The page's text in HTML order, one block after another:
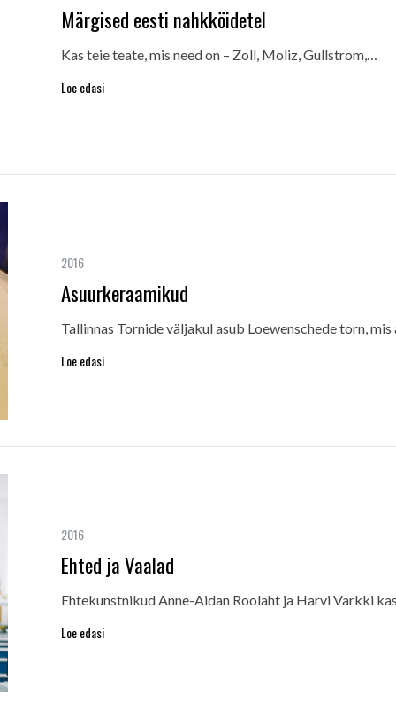
Märgised eesti nahkköidetel
Kas teie teate, mis need on – Zoll, Moliz, Gullstrom,…
Loe edasi
2016
Asuurkeraamikud
Tallinnas Tornide väljakul asub Loewenschede torn, mis
Loe edasi
2016
Ehted ja Vaalad
Ehtekunstnikud Anne-Aidan Roolaht ja Harvi Varkki
Loe edasi